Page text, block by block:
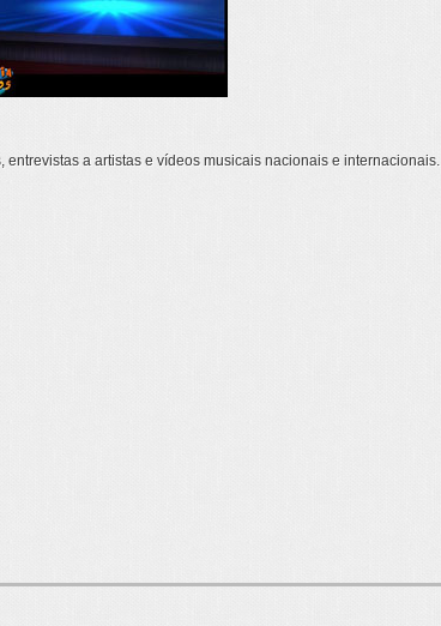
a artistas e vídeos musicais nacionais e internacionais.